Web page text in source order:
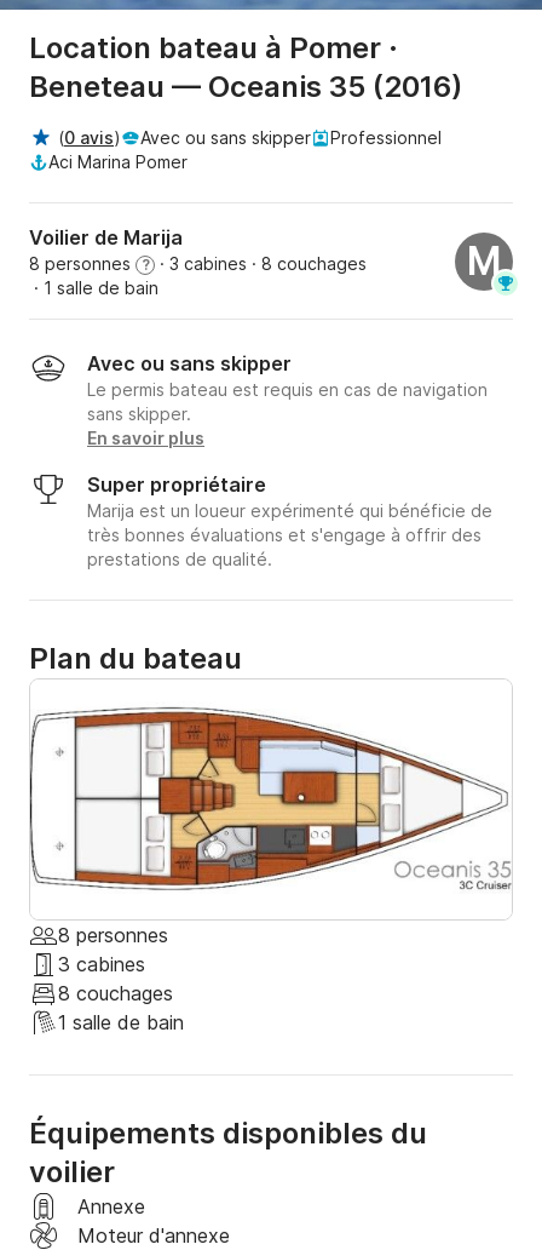
Location bateau à Pomer ·
Beneteau — Oceanis 35 (2016)
(0 avis) Avec ou sans skipper
Professionnel
Aci Marina Pomer
Voilier de Marija
8 personnes ? · 3 cabines · 8 couchages
· 1 salle de bain
M
Avec ou sans skipper
Le permis bateau est requis en cas de navigation
sans skipper.
En savoir plus
Super propriétaire
Marija est un loueur expérimenté qui bénéficie de
très bonnes évaluations et s'engage à offrir des
prestations de qualité.
Plan du bateau
8 personnes
3 cabines
8 couchages
1 salle de bain
Équipements disponibles du
voilier
Annexe
Moteur d'annexe